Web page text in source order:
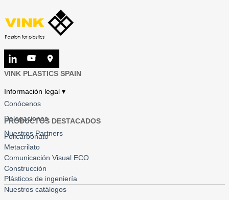
VINK PLASTICS SPAIN
Información legal ▾
Conócenos
Delegaciones
Nuestros Partners
PRODUCTOS DESTACADOS
Policarbonato
Metacrilato
Comunicación Visual ECO
Construcción
Plásticos de ingeniería
Nuestros catálogos